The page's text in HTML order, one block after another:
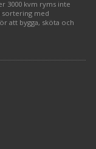
3000 kvm ryms inte
sortering med
att bygga, sköta och